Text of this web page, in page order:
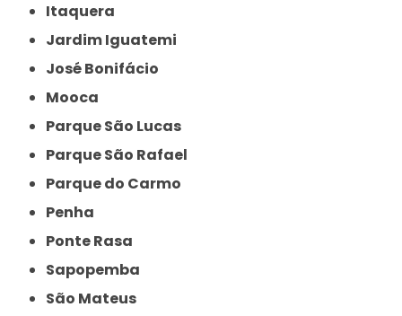
Itaquera
Jardim Iguatemi
José Bonifácio
Mooca
Parque São Lucas
Parque São Rafael
Parque do Carmo
Penha
Ponte Rasa
Sapopemba
São Mateus